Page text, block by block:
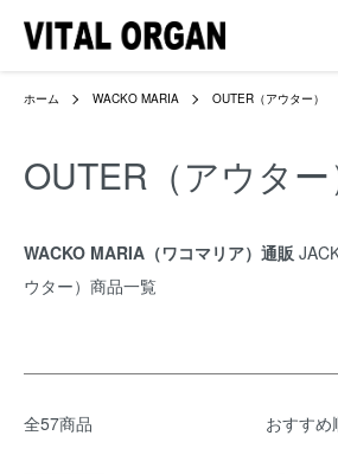
ホーム WACKO MARIA OUTER（アウター）
OUTER（アウター
WACKO MARIA（ワコマリア）通販
ウター）商品一覧
全57商品 おすすめ